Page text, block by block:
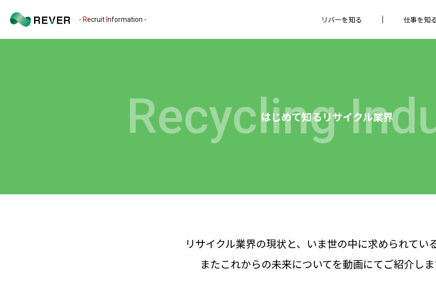
- Recruit nformation - リバーを知る 仕事を知る
Recycling
はじめて知るリサイクル業界
リサイクル業界の現状と、いま世の中に求められている
またこれからの未来についてを動画にてご紹介しま